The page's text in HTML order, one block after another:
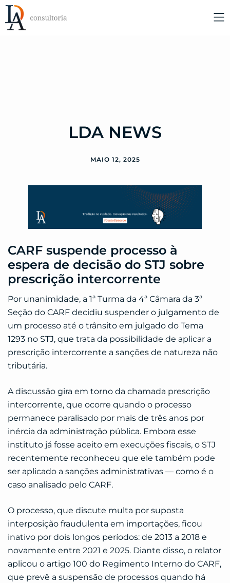
LDA NEWS
MAIO 12, 2025
CARF suspende processo à
espera de decisão do STJ sobre
prescrição intercorrente
Por unanimidade, a 1ª Turma da 4ª Câmara da 3ª
Seção do CARF decidiu suspender o julgamento de
um processo até o trânsito em julgado do Tema
1293 no STJ, que trata da possibilidade de aplicar a
prescrição intercorrente a sanções de natureza não
tributária.
A discussão gira em torno da chamada prescrição
intercorrente, que ocorre quando o processo
permanece paralisado por mais de três anos por
inércia da administração pública. Embora esse
instituto já fosse aceito em execuções fiscais, o STJ
recentemente reconheceu que ele também pode
ser aplicado a sanções administrativas — como é o
caso analisado pelo CARF.
O processo, que discute multa por suposta
interposição fraudulenta em importações, ficou
inativo por dois longos períodos: de 2013 a 2018 e
novamente entre 2021 e 2025. Diante disso, o relator
aplicou o artigo 100 do Regimento Interno do CARF,
que prevê a suspensão de processos quando há